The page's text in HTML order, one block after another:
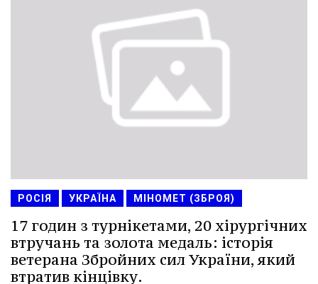
РОСІЯ УКРАЇНА МІНОМЕТ (ЗБРОЯ)
17 годин з турнікетами, 20 хірургічних
втручань та золота медаль: історія
ветерана Збройних сил України, який
втратив кінцівку.